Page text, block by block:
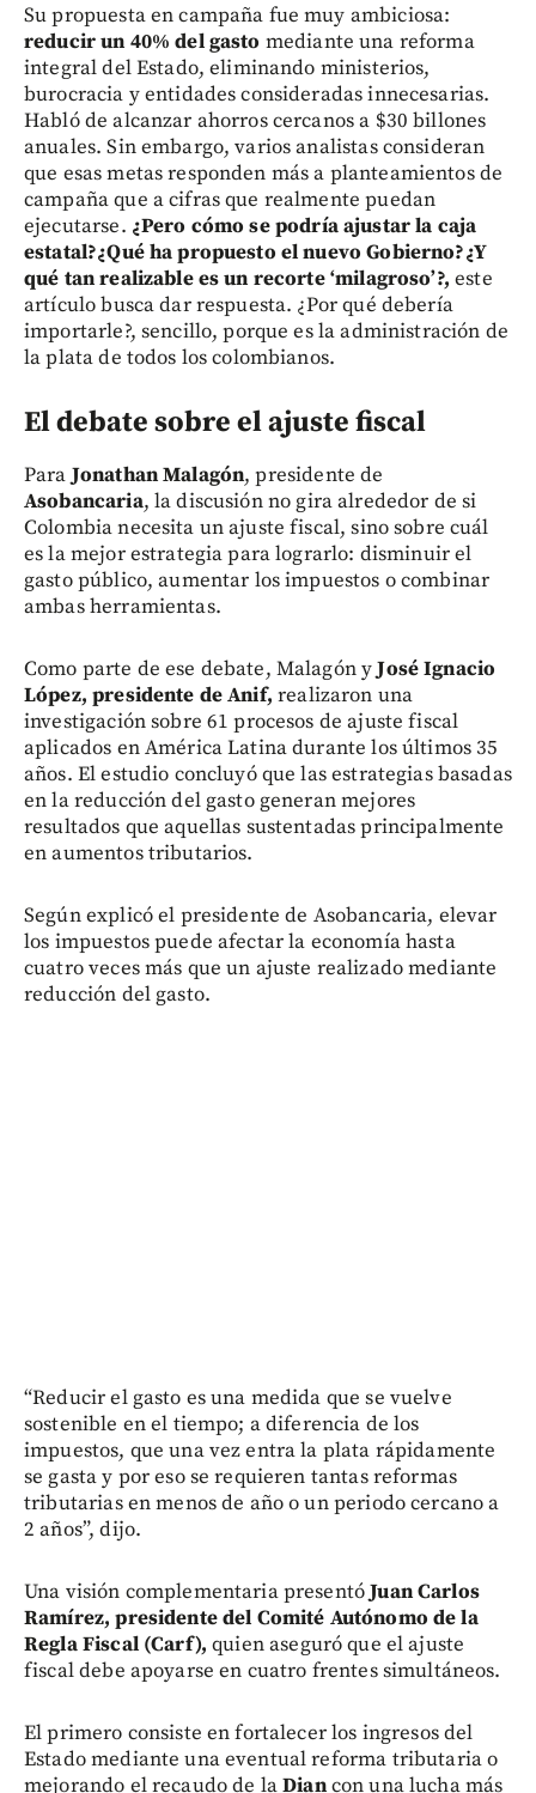
Su propuesta en campaña fue muy ambiciosa:
reducir un 40% del gasto mediante una reforma
integral del Estado, eliminando ministerios,
burocracia y entidades consideradas innecesarias.
Habló de alcanzar ahorros cercanos a $30 billones
anuales. Sin embargo, varios analistas consideran
que esas metas responden más a planteamientos de
campaña que a cifras que realmente puedan
ejecutarse. ¿Pero cómo se podría ajustar la caja
estatal?¿Qué ha propuesto el nuevo Gobierno?¿Y
qué tan realizable es un recorte ‘milagroso’?, este
artículo busca dar respuesta. ¿Por qué debería
importarle?, sencillo, porque es la administración de
la plata de todos los colombianos.
El debate sobre el ajuste fiscal
ParaJonathan Malagón, presidente de
Asobancaria, la discusión no gira alrededor de si
Colombia necesita un ajuste fiscal, sino sobre cuál
es la mejor estrategia para lograrlo: disminuir el
gasto público, aumentar los impuestos o combinar
ambas herramientas.
Como parte de ese debate, Malagón yJosé Ignacio
López, presidente de Anif,realizaron una
investigación sobre 61 procesos de ajuste fiscal
aplicados en América Latina durante los últimos 35
años. El estudio concluyó que las estrategias basadas
en la reducción del gasto generan mejores
resultados que aquellas sustentadas principalmente
en aumentos tributarios.
Según explicó el presidente de Asobancaria, elevar
los impuestos puede afectar la economía hasta
cuatro veces más que un ajuste realizado mediante
reducción del gasto.
“Reducir el gasto es una medida que se vuelve
sostenible en el tiempo; a diferencia de los
impuestos, que una vez entra la plata rápidamente
se gasta y por eso se requieren tantas reformas
tributarias en menos de año o un periodo cercano a
2 años”, dijo.
Una visión complementaria presentóJuan Carlos
Ramírez, presidente del Comité Autónomo de la
Regla Fiscal (Carf), quien aseguró que el ajuste
fiscal debe apoyarse en cuatro frentes simultáneos.
El primero consiste en fortalecer los ingresos del
Estado mediante una eventual reforma tributaria o
mejorando el recaudo de laDiancon una lucha más